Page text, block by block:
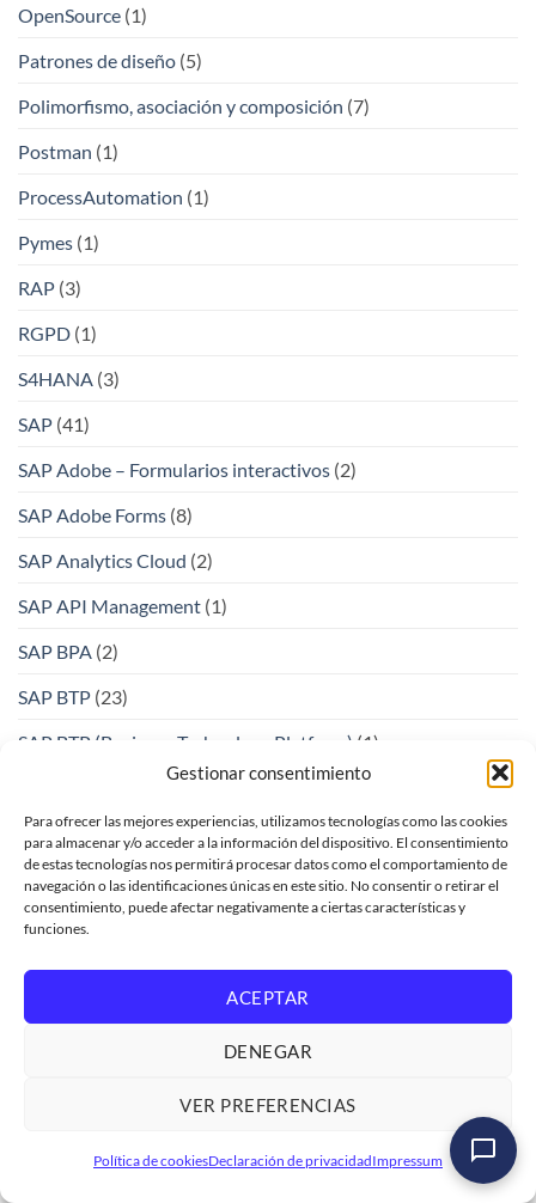
Gestionar consentimiento
Para ofrecer las mejores experiencias, utilizamos tecnologías como las cookies
para almacenar y/o acceder a la información del dispositivo. El consentimiento
de estas tecnologías nos permitirá procesar datos como el comportamiento de
navegación o las identificaciones únicas en este sitio. No consentir o retirar el
consentimiento, puede afectar negativamente a ciertas características y
funciones.
ACEPTAR
DENEGAR
VER PREFERENCIAS
Política de cookiesDeclaración de privacidadImpressum
OpenSource (1)
Patrones de diseño (5)
Polimorfismo, asociación y composición (7)
Postman (1)
ProcessAutomation (1)
Pymes (1)
RAP (3)
RGPD (1)
S4HANA (3)
SAP (41)
SAP Adobe – Formularios interactivos (2)
SAP Adobe Forms (8)
SAP Analytics Cloud (2)
SAP API Management (1)
SAP BPA (2)
SAP BTP (23)
SAP BTP (Business Technology Platform) (1)
SAP Business Process Automation(1)
SAP CAP (5)
SAP Concur
SAP CPI(2)
SAP FIORI
SAP Form Tools (3)
Curso SAP ABAP Programación Orientada a Objetos
(POO)